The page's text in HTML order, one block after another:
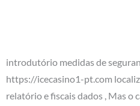
introdutório medidas de
https://icecasino1-pt.com
relatório e fiscais dados , Mas o